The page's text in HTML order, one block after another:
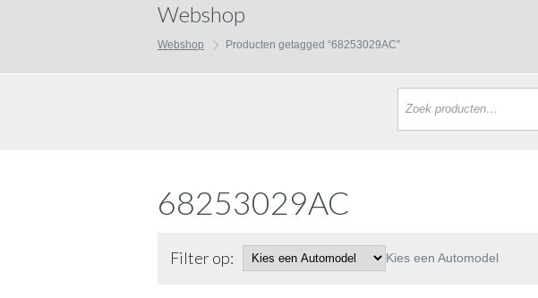
Webshop
Webshop Producten getagged “68253029AC”
68253029AC
Filter op: Kies een Automodel